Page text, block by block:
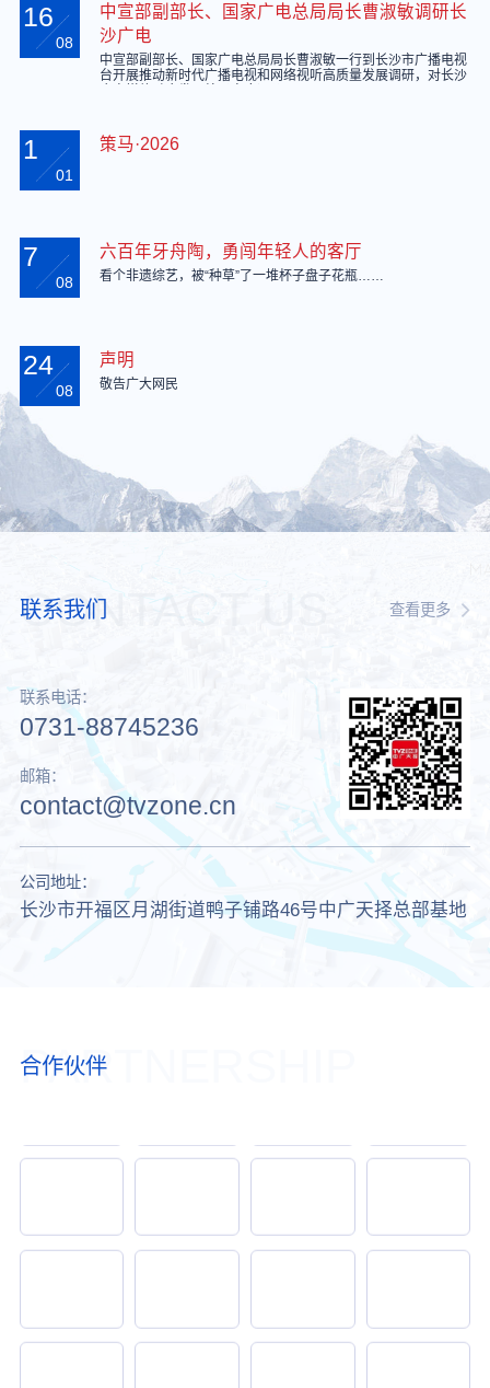
16
08
中宣部副部长、国家广电总局局长曹淑敏调研长
沙广电
中宣部副部长、国家广电总局局长曹淑敏一行到长沙市广播电视
台开展推动新时代广播电视和网络视听高质量发展调研，对长沙
1
01
策马·2026
7
08
六百年牙舟陶，勇闯年轻人的客厅
看个非遗综艺，被“种草”了一堆杯子盘子花瓶……
24
08
声明
敬告广大网民
CONTACT US
联系我们 查看更多
联系电话：
0731-88745236
邮箱：
contact@tvzone.cn
公司地址：
长沙市开福区月湖街道鸭子铺路46号中广天择总部基地
PARTNERSHIP
合作伙伴